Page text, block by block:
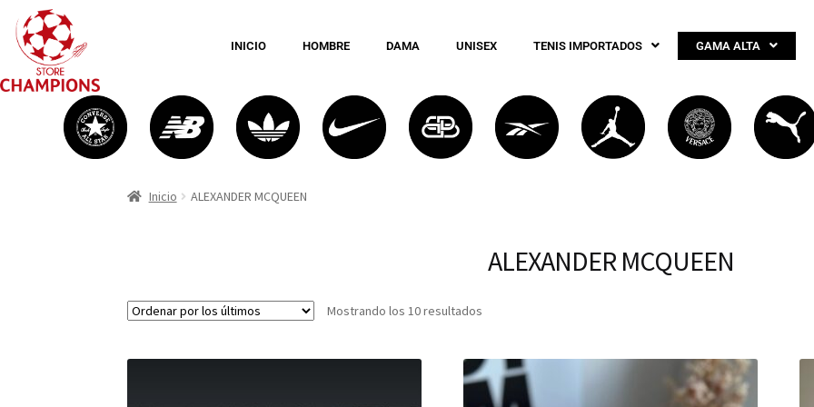
INICIO HOMBRE DAMA UNISEX TENIS IMPORTADOS GAMA ALTA
Inicio ALEXANDER MCQUEEN
ALEXANDER MCQUEEN
Mostrando los 10 resultados